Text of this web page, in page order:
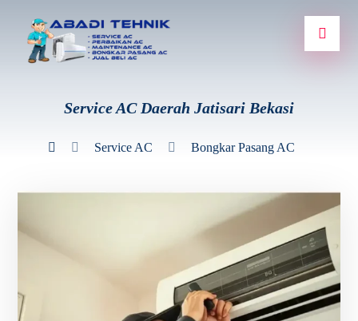
Service AC Daerah Jatisari Bekasi
Service AC Bongkar Pasang AC